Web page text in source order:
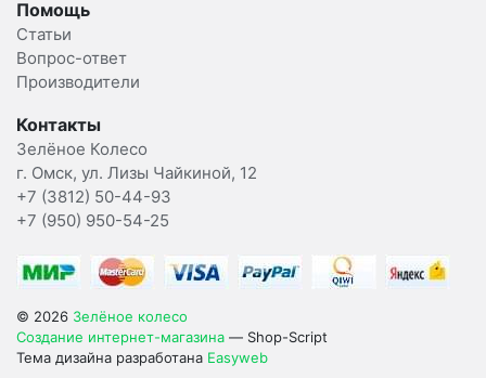
Помощь
Статьи
Вопрос-ответ
Производители
Контакты
Зелёное Колесо
г. Омск, ул. Лизы Чайкиной, 12
+7 (3812) 50-44-93
+7 (950) 950-54-25
© 2026 Зелёное колесо
Создание интернет-магазина — Shop-Script
Тема дизайна разработана Easyweb